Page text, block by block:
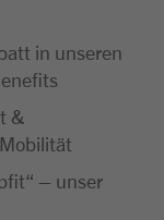
in unseren
&
– unser